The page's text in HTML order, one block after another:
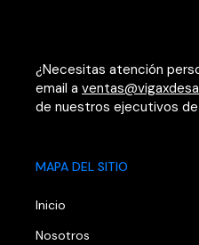
¿Necesitas atención
email a
de nuestros ejecutivos
MAPA DEL SITIO
Inicio
Nosotros